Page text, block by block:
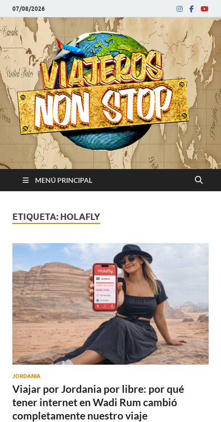
07/08/2026
Blog
de
viajes
MENÚ PRINCIPAL
ETIQUETA: HOLAFLY
JORDANIA
Viajar por Jordania por libre: por qué
tener internet en Wadi Rum cambió
completamente nuestro viaje